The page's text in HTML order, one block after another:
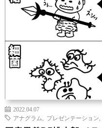
2022.04.07
アナグラム
プレゼンテーション